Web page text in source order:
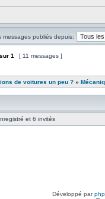
messages publiés depuis:
sur 1 [ 11 messages ]
de voitures un peu ? »
et 6 invités
Développé par